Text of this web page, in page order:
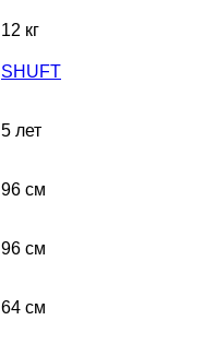
12 кг
SHUFT
5 лет
96 см
96 см
64 см